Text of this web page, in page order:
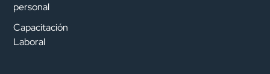
personal
Capacitación
Laboral